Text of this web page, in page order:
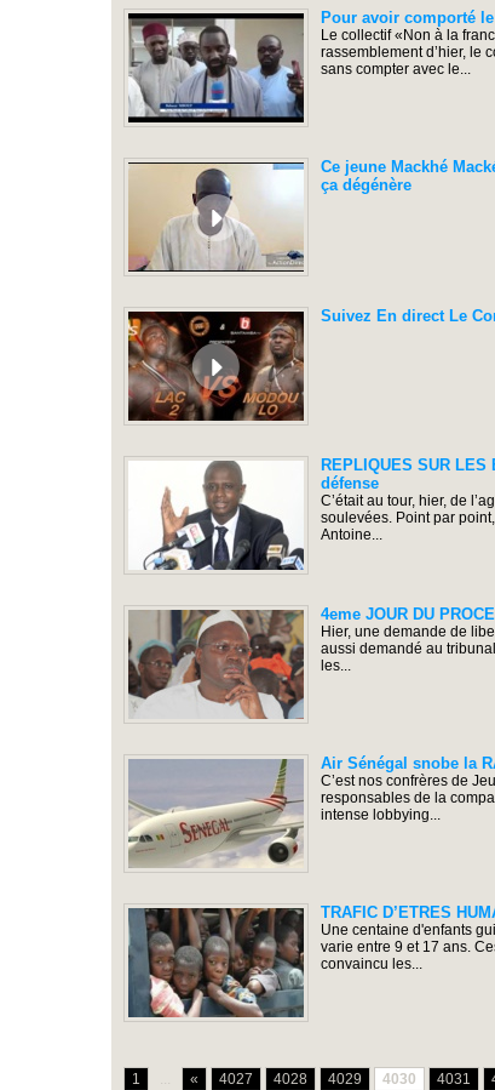
Pour avoir comporté
Le collectif «Non à la
rassemblement d’hier, le
sans compter avec le...
Ce jeune Mackhé
ça dégénère
Suivez En direct Le
REPLIQUES SUR
défense
C’était au tour, hier, de
soulevées. Point par
Antoine...
4eme JOUR DU
Hier, une demande de
aussi demandé au
les...
Air Sénégal snobe la
C’est nos confrères de
responsables de la
intense lobbying...
TRAFIC D’ETRES
Une centaine d'enfants
varie entre 9 et 17 ans.
convaincu les...
1 ... « 4027 4028 4029 4030 4031